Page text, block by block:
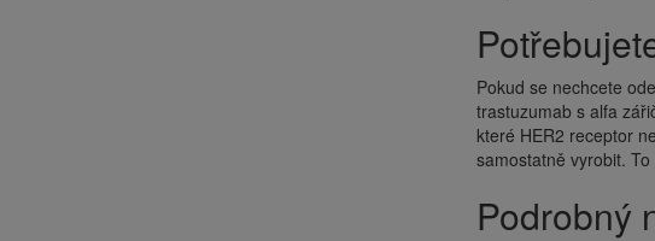
Pokud se nechcete
trastuzumab s alfa
které HER2 receptor
samostatně vyrobit.
Podrobný